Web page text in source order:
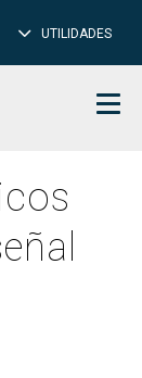
UTILIDADES